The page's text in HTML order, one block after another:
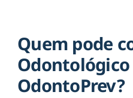
Quem pode
OdontoPrev?